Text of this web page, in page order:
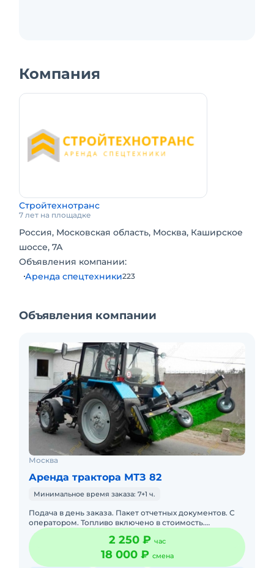
Компания
Стройтехнотранс
7 лет на площадке
Россия, Московская область, Москва, Каширское
шоссе, 7А
Объявления компании:
Аренда спецтехники223
Объявления компании
Москва
Аренда трактора МТЗ 82
Минимальное время заказа: 7+1 ч.
Подача в день заказа. Пакет отчетных документов. С
оператором. Топливо включено в стоимость.
Долгосрочная аренда. Краткосрочная аренда. Техника
с малой наработк
2 250 ₽ час
18 000 ₽ смена